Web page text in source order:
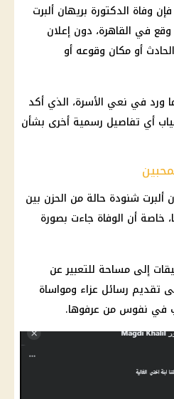
وفاة الدكتورة بريهان ألبرت
في القاهرة، دون إعلان
أو مكان وقوعه أو
ورد في نعي الأسرة، الذي أكد
أي تفاصيل رسمية أخرى بشأن
ألبرت شنودة حالة من الحزن بين
خاصة أن الوفاة جاءت بصورة
إلى مساحة للتعبير عن
تقديم رسائل عزاء ومواساة
في نفوس من عرفوها.